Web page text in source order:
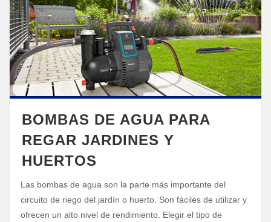
BOMBAS DE AGUA PARA
REGAR JARDINES Y
HUERTOS
Las bombas de agua son la parte más importante del
circuito de riego del jardín o huerto. Son fáciles de utilizar y
ofrecen un alto nivel de rendimiento. Elegir el tipo de